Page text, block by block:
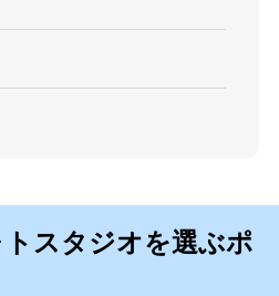
スタジオを選ぶポ